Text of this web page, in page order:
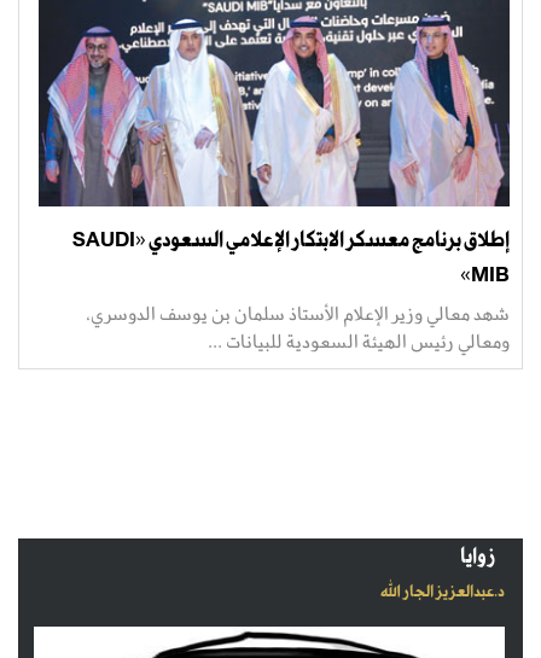
إطلاق برنامج معسكر الابتكار الإعلامي السعودي «SAUDI
MIB»
شهد معالي وزير الإعلام الأستاذ سلمان بن يوسف الدوسري،
ومعالي رئيس الهيئة السعودية للبيانات ...
زوايا
د.عبدالعزيز الجار الله